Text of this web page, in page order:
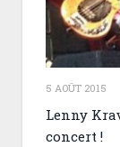
5 AOÛT 2015
Lenny
concert !